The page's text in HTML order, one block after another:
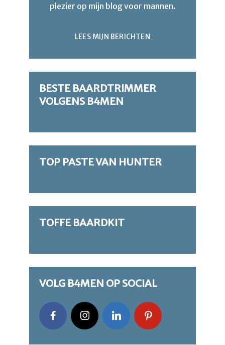
plezier op mijn blog voor mannen.
LEES MIJN BERICHTEN
BESTE BAARDTRIMMER
VOLGENS B4MEN
TOP PASTE VAN HUNTER
TOFFE BAARDKIT
VOLG B4MEN OP SOCIAL